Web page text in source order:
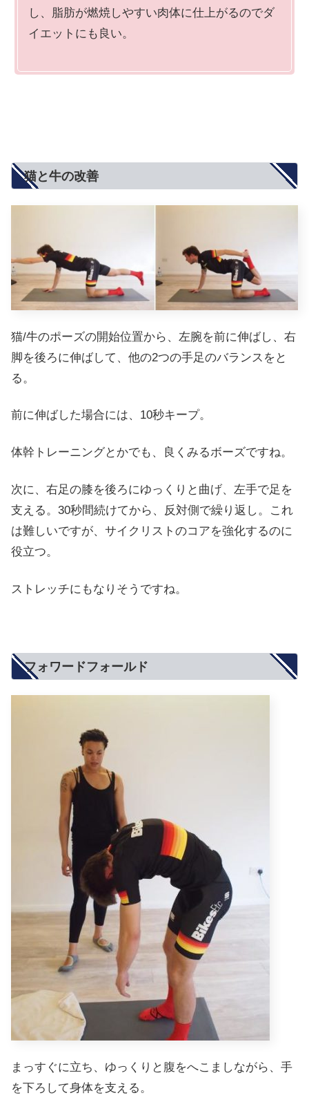
し、脂肪が燃焼しやすい肉体に仕上がるのでダ
イエットにも良い。
猫と牛の改善
猫/牛のポーズの開始位置から、左腕を前に伸ばし、右
脚を後ろに伸ばして、他の2つの手足のバランスをと
る。
前に伸ばした場合には、10秒キープ。
体幹トレーニングとかでも、良くみるボーズですね。
次に、右足の膝を後ろにゆっくりと曲げ、左手で足を
支える。30秒間続けてから、反対側で繰り返し。これ
は難しいですが、サイクリストのコアを強化するのに
役立つ。
ストレッチにもなりそうですね。
フォワードフォールド
まっすぐに立ち、ゆっくりと腹をへこましながら、手
を下ろして身体を支える。